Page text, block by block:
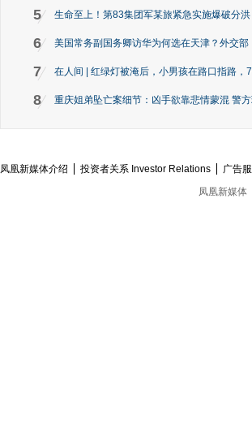
5 生命至上！第83集团军某旅紧急实施爆破分洪
6 美国常务副国务卿访华为何选在天津？外交部
7 在人间 | 红绿灯被淹后，小男孩在路口指路，
8 重庆姐弟坠亡案细节：凶手欲靠悲情蒙混 警
凤凰新媒体介绍 投资者关系 Investor Relations 广告
凤凰新媒体